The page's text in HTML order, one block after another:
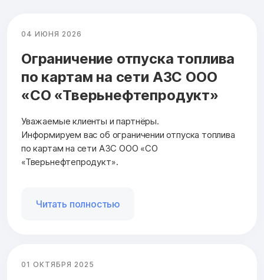
04 ИЮНЯ 2026
Ограничение отпуска топлива
по картам на сети АЗС ООО
«СО «Тверьнефтепродукт»
Уважаемые клиенты и партнёры.
Информируем вас об ограничении отпуска топлива
по картам на сети АЗС ООО «СО
«Тверьнефтепродукт».
Читать полностью
01 ОКТЯБРЯ 2025